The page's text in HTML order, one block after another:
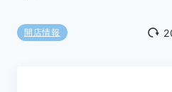
開店情報